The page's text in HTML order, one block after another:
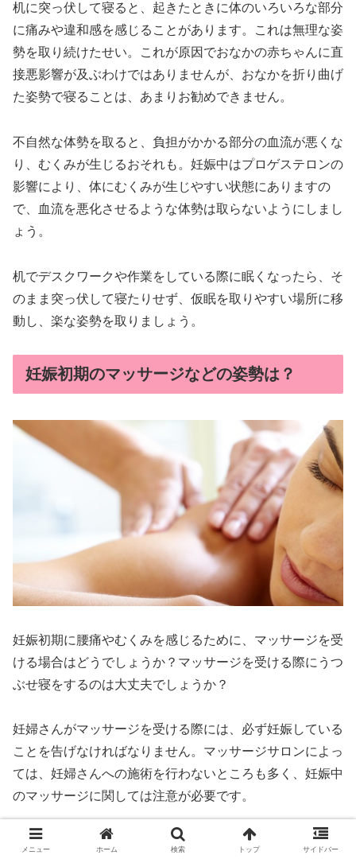
机に突っ伏して寝ると、起きたときに体のいろいろな部分
に痛みや違和感を感じることがあります。これは無理な姿
勢を取り続けたせい。これが原因でおなかの赤ちゃんに直
接悪影響が及ぶわけではありませんが、おなかを折り曲げ
た姿勢で寝ることは、あまりお勧めできません。
不自然な体勢を取ると、負担がかかる部分の血流が悪くな
り、むくみが生じるおそれも。妊娠中はプロゲステロンの
影響により、体にむくみが生じやすい状態にありますの
で、血流を悪化させるような体勢は取らないようにしまし
ょう。
机でデスクワークや作業をしている際に眠くなったら、そ
のまま突っ伏して寝たりせず、仮眠を取りやすい場所に移
動し、楽な姿勢を取りましょう。
妊娠初期のマッサージなどの姿勢は？
妊娠初期に腰痛やむくみを感じるために、マッサージを受
ける場合はどうでしょうか？マッサージを受ける際にうつ
ぶせ寝をするのは大丈夫でしょうか？
妊婦さんがマッサージを受ける際には、必ず妊娠している
ことを告げなければなりません。マッサージサロンによっ
ては、妊婦さんへの施術を行わないところも多く、妊娠中
のマッサージに関しては注意が必要です。
おなかが大きくなった妊婦さんに関しては、うつぶせ寝で
メニュー ホーム 検索 トップ サイドバー